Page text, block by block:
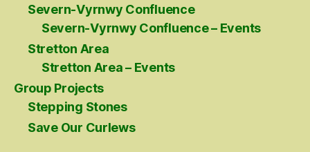
Severn-Vyrnwy Confluence
Severn-Vyrnwy Confluence – Events
Stretton Area
Stretton Area – Events
Group Projects
Stepping Stones
Save Our Curlews